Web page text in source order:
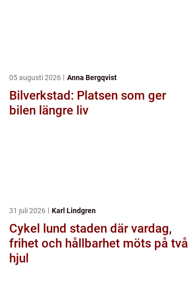
05 augusti 2026 Anna Bergqvist
Bilverkstad: Platsen som ger
bilen längre liv
31 juli 2026 Karl Lindgren
Cykel lund staden där vardag,
frihet och hållbarhet möts på två
hjul